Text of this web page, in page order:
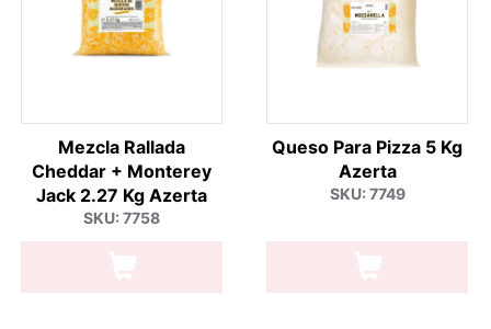
Mezcla Rallada
Cheddar + Monterey
Jack 2.27 Kg Azerta
SKU: 7758
Queso Para Pizza 5 Kg
Azerta
SKU: 7749